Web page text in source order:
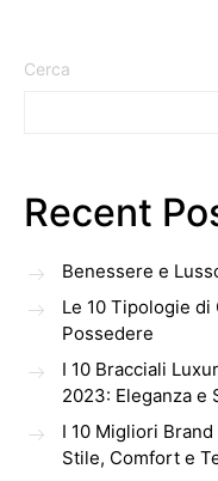
Cerca
Recent
Benessere e
Le 10 Tipologie di
Possedere
I 10 Bracciali
2023: Eleganza e
I 10 Migliori
Stile, Comfort e